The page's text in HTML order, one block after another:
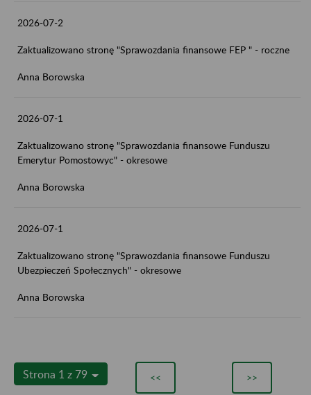
2026-07-2
Zaktualizowano stronę "Sprawozdania finansowe FEP " - roczne
Anna Borowska
2026-07-1
Zaktualizowano stronę "Sprawozdania finansowe Funduszu
Emerytur Pomostowyc" - okresowe
Anna Borowska
2026-07-1
Zaktualizowano stronę "Sprawozdania finansowe Funduszu
Ubezpieczeń Społecznych" - okresowe
Anna Borowska
Strona 1 z 79 << >>